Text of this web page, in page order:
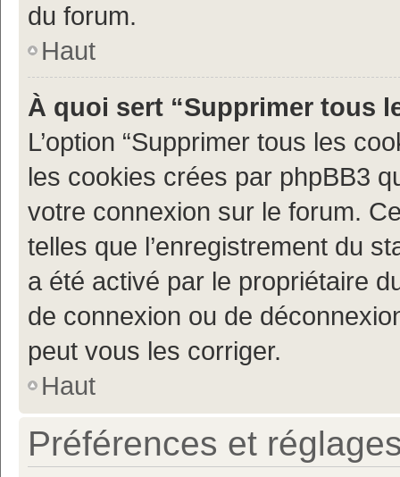
du forum.
Haut
À quoi sert “Supprimer tous
L’option “Supprimer tous les
les cookies crées par phpBB3
votre connexion sur le forum.
telles que l’enregistrement du
a été activé par le propriétaire
de connexion ou de
peut vous les corriger.
Haut
Préférences et